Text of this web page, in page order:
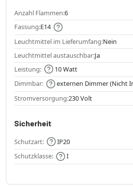
Anzahl Flammen:6
Fassung:E14
Leuchtmittel im Lieferumfang:Nein
Leuchtmittel austauschbar:Ja
Leistung:
10 Watt
Dimmbar:
externen Dimmer (Nicht
Stromversorgung:230 Volt
Sicherheit
Schutzart:
IP20
Schutzklasse:
I